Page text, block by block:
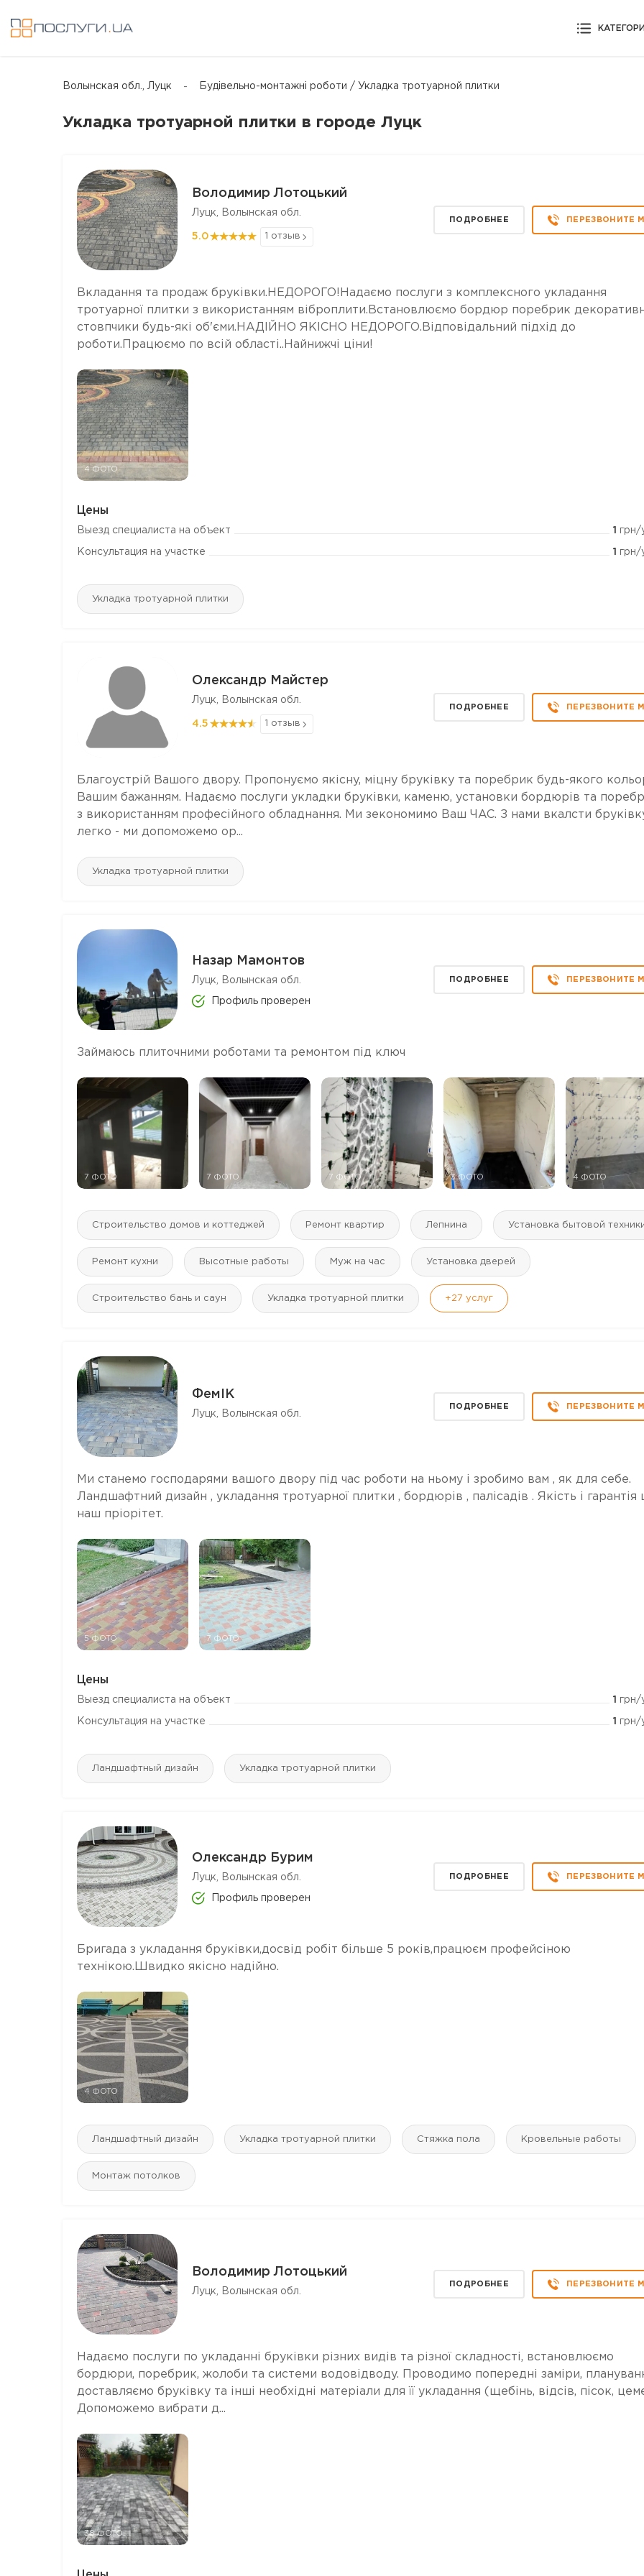
Волынская обл., Луцк Будівельно-монтажні роботи / Укладка тротуарной плитки
Укладка тротуарной плитки в городе Луцк
Володимир Лотоцький
Луцк, Волынская обл.
5.0 1 отзыв
ПОДРОБНЕЕ ПЕРЕЗВОНИТЕ
Вкладання та продаж бруківки.НЕДОРОГО!Надаємо послуги з комплексного укладання
тротуарної плитки з використанням віброплити.Встановлюємо бордюр поребрик
стовпчики будь-які об'єми.НАДІЙНО ЯКІСНО НЕДОРОГО.Відповідальний підхід до
роботи.Працюємо по всій області..Найнижчі ціни!
4 ФОТО
Цены
Выезд специалиста на объект 1 грн/
Консультация на участке 1 грн/
Укладка тротуарной плитки
Олександр Майстер
Луцк, Волынская обл.
4.5 1 отзыв
ПОДРОБНЕЕ ПЕРЕЗВОНИТЕ
Благоустрій Вашого двору. Пропонуємо якісну, міцну бруківку та поребрик будь-якого
Вашим бажанням. Надаємо послуги укладки бруківки, каменю, установки бордюрів та
з використанням професійного обладнання. Ми зекономимо Ваш ЧАС. З нами вкалсти
легко - ми допоможемо ор...
Укладка тротуарной плитки
Назар Мамонтов
Луцк, Волынская обл.
Профиль проверен
ПОДРОБНЕЕ ПЕРЕЗВОНИТЕ
Займаюсь плиточними роботами та ремонтом під ключ
7 ФОТО 7 ФОТО 7 ФОТО 3 ФОТО 4 ФОТО
Строительство домов и коттеджей Ремонт квартир Лепнина Установка бытовой
Ремонт кухни Высотные работы Муж на час Установка дверей
Строительство бань и саун Укладка тротуарной плитки +27 услуг
ФемІК
Луцк, Волынская обл.
ПОДРОБНЕЕ ПЕРЕЗВОНИТЕ
Ми станемо господарями вашого двору під час роботи на ньому і зробимо вам , як для себе.
Ландшафтний дизайн , укладання тротуарної плитки , бордюрів , палісадів . Якість і гарантія
наш пріорітет.
5 ФОТО 7 ФОТО
Цены
Выезд специалиста на объект 1 грн/
Консультация на участке 1 грн/
Ландшафтный дизайн Укладка тротуарной плитки
Олександр Бурим
Луцк, Волынская обл.
Профиль проверен
ПОДРОБНЕЕ ПЕРЕЗВОНИТЕ
Бригада з укладання бруківки,досвід робіт більше 5 років,працюєм профейсіною
технікою.Швидко якісно надійно.
4 ФОТО
Ландшафтный дизайн Укладка тротуарной плитки Стяжка пола Кровельные работы
Монтаж потолков
Володимир Лотоцький
Луцк, Волынская обл.
ПОДРОБНЕЕ ПЕРЕЗВОНИТЕ
Надаємо послуги по укладанні бруківки різних видів та різної складності, встановлюємо
бордюри, поребрик, жолоби та системи водовідводу. Проводимо попередні заміри,
доставляємо бруківку та інші необхідні матеріали для її укладання (щебінь, відсів, пісок,
Допоможемо вибрати д...
38 ФОТО